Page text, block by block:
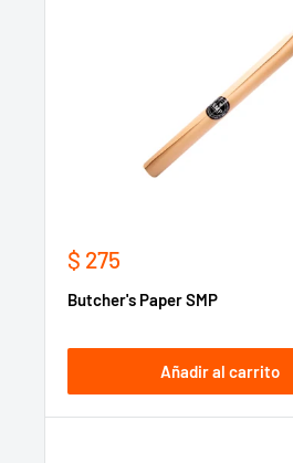
Precio
venta
$ 275
Butcher's Paper SMP
Añadir al carrito